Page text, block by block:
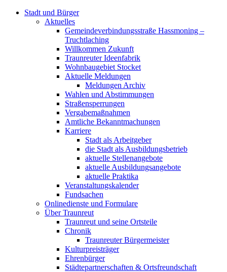
Stadt und Bürger
Aktuelles
Gemeindeverbindungsstraße Hassmoning –
Truchtlaching
Willkommen Zukunft
Traunreuter Ideenfabrik
Wohnbaugebiet Stocket
Aktuelle Meldungen
Meldungen Archiv
Wahlen und Abstimmungen
Straßensperrungen
Vergabemaßnahmen
Amtliche Bekanntmachungen
Karriere
Stadt als Arbeitgeber
die Stadt als Ausbildungsbetrieb
aktuelle Stellenangebote
aktuelle Ausbildungsangebote
aktuelle Praktika
Veranstaltungskalender
Fundsachen
Onlinedienste und Formulare
Über Traunreut
Traunreut und seine Ortsteile
Chronik
Traunreuter Bürgermeister
Kulturpreisträger
Ehrenbürger
Städtepartnerschaften & Ortsfreundschaft